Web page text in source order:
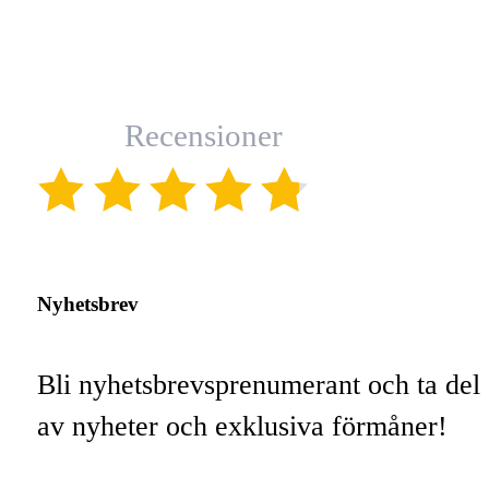
Recensioner
Nyhetsbrev
Bli nyhetsbrevsprenumerant och ta del
av nyheter och exklusiva förmåner!